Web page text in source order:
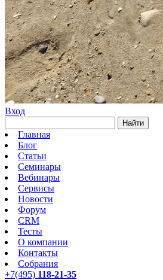
Вход
Найти
Главная
Блог
Статьи
Семинары
Вебинары
Сервисы
Новости
Форум
CRM
Тесты
О компании
Контакты
Собрания
+7(495) 118-21-35